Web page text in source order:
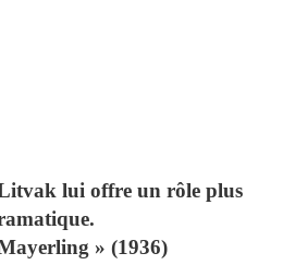
lui offre un rôle plus
» (1936)